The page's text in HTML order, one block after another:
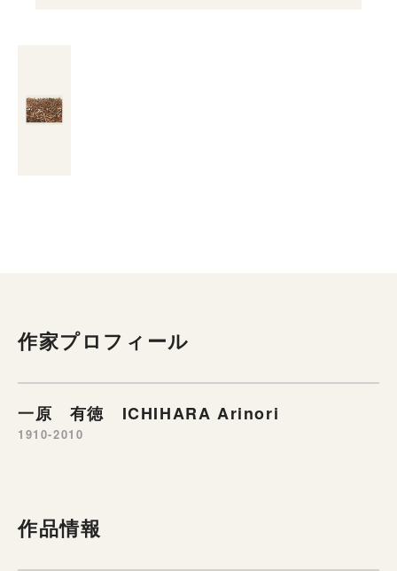
作家プロフィール
一原 有徳 ICHIHARA Arinori
1910-2010
作品情報